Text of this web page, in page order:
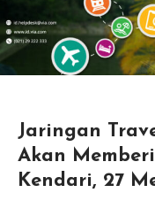
Jaringan
Akan
Kendari, 27